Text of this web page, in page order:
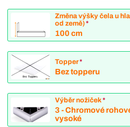
Změna výšky čela u
od země)*
100 cm
Topper*
Bez topperu
Výběr nožiček*
3 - Chromové
vysoké